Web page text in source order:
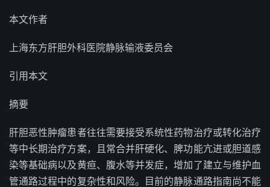
本文作者
上海东方肝胆外科医院静脉输液委员会
引用本文
摘要
肝胆恶性肿瘤患者往往需要接受系统性药物治疗或转化治疗
等中长期治疗方案，且常合并肝硬化、脾功能亢进或胆道感
染等基础病以及黄疸、腹水等并发症，增加了建立与维护血
管通路过程中的复杂性和风险。目前的静脉通路指南尚不能